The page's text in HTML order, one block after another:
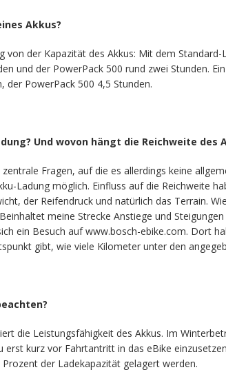
Akkus?
von der Kapazität des Akkus: Mit dem
und der PowerPack 500 rund zwei Stunden.
der PowerPack 500 4,5 Stunden.
Und wovon hängt die Reichweite des
zentrale Fragen, auf die es allerdings keine
Ladung möglich. Einfluss auf die Reichweite
der Reifendruck und natürlich das Terrain.
meine Strecke Anstiege und
ein Besuch auf www.bosch-ebike.com. Dort
gibt, wie viele Kilometer unter den
die Leistungsfähigkeit des Akkus. Im
erst kurz vor Fahrtantritt in das eBike
der Ladekapazität gelagert werden.